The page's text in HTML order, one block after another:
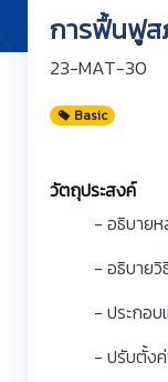
การฟื้นฟูส
23-MAT-30
Basic
วัตถุประสงค์
- อธิบายห
- อธิบายวิ
- ประกอบ
- ปรับตั้งค่